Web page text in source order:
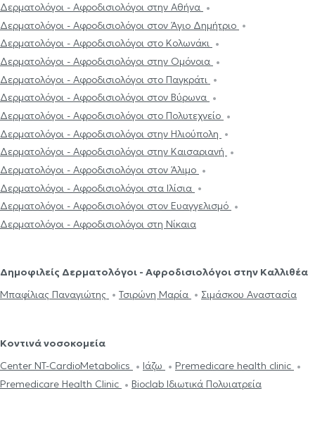
Δερματολόγοι - Αφροδισιολόγοι στην Αθήνα
Δερματολόγοι - Αφροδισιολόγοι στον Άγιο Δημήτριο
Δερματολόγοι - Αφροδισιολόγοι στο Κολωνάκι
Δερματολόγοι - Αφροδισιολόγοι στην Ομόνοια
Δερματολόγοι - Αφροδισιολόγοι στο Παγκράτι
Δερματολόγοι - Αφροδισιολόγοι στον Βύρωνα
Δερματολόγοι - Αφροδισιολόγοι στο Πολυτεχνείο
Δερματολόγοι - Αφροδισιολόγοι στην Ηλιούπολη
Δερματολόγοι - Αφροδισιολόγοι στην Καισαριανή
Δερματολόγοι - Αφροδισιολόγοι στον Άλιμο
Δερματολόγοι - Αφροδισιολόγοι στα Ιλίσια
Δερματολόγοι - Αφροδισιολόγοι στον Ευαγγελισμό
Δερματολόγοι - Αφροδισιολόγοι στη Νίκαια
Δημοφιλείς Δερματολόγοι - Αφροδισιολόγοι στην Καλλιθέα
Μπαφίλιας Παναγιώτης
Τσιρώνη Μαρία Σιμάσκου Αναστασία
Κοντινά νοσοκομεία
Center NT-CardioMetabolics
Ιάζω
Premedicare health clinic
Premedicare Health Clinic
Bioclab Ιδιωτικά Πολυιατρεία